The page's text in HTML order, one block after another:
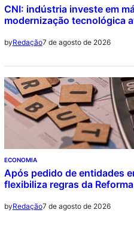
CNI: indústria investe em
modernização tecnológica
byRedação7 de agosto de 2026
ECONOMIA
Após pedido de entidades
flexibiliza regras da
byRedação7 de agosto de 2026